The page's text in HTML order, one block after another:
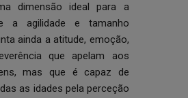
dimensão ideal para a
a agilidade e tamanho
ainda a atitude, emoção,
que apelam aos
mas que é capaz de
as idades pela perceção